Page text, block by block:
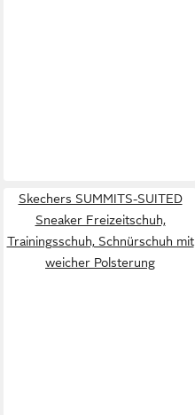
Skechers SUMMITS-SUITED
Sneaker Freizeitschuh,
Trainingsschuh, Schnürschuh mit
weicher Polsterung